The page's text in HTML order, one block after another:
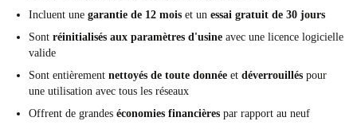
Incluent une garantie de 12 mois et un essai gratuit de 30 jours
Sont réinitialisés aux paramètres d'usine avec une licence logicielle
valide
Sont entièrement nettoyés de toute donnée et déverrouillés pour
une utilisation avec tous les réseaux
Offrent de grandes économies financières par rapport au neuf